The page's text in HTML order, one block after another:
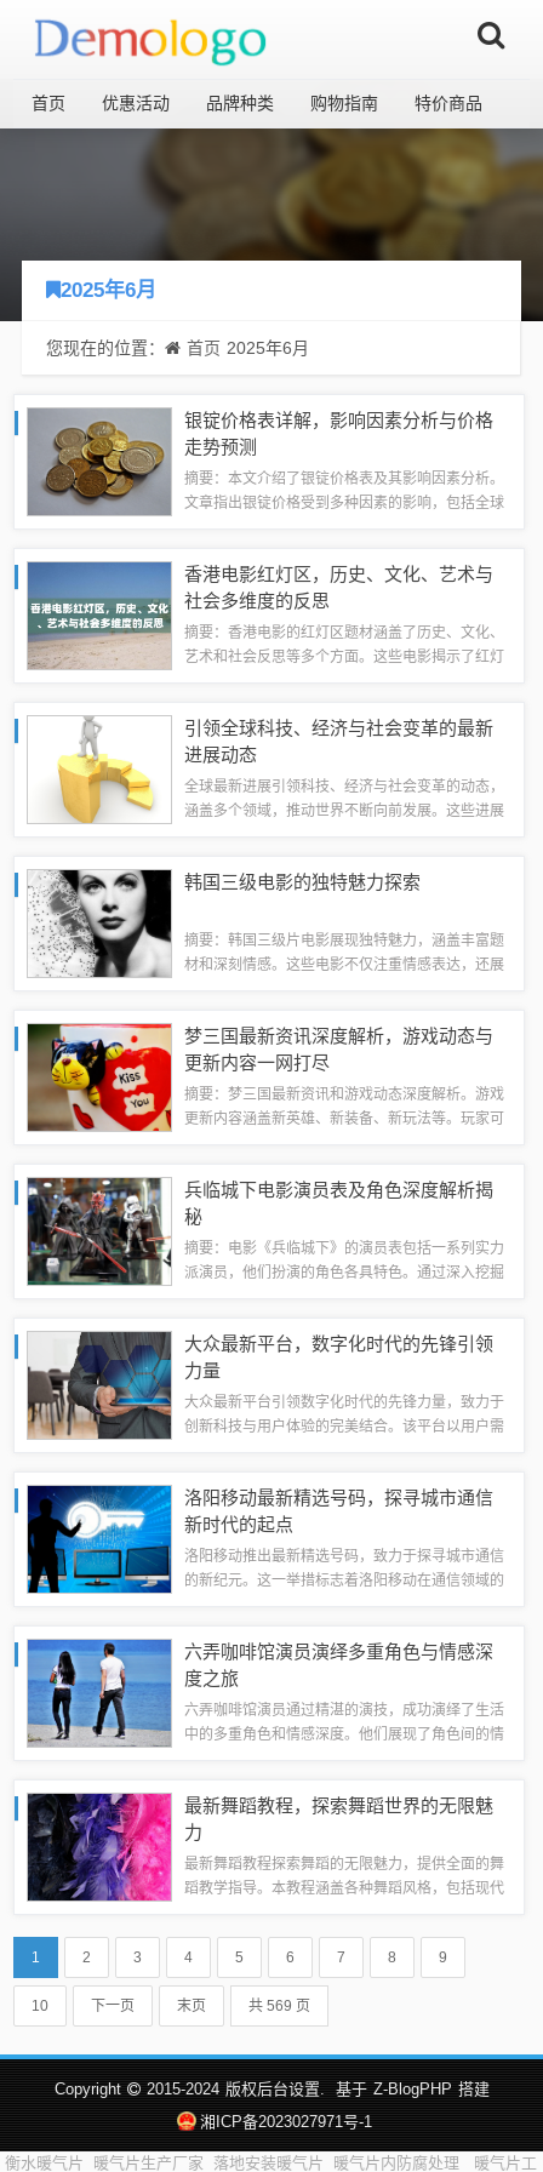
首页 优惠活动 品牌种类 购物指南 特价商品
2025年6月
您现在的位置： 首页 2025年6月
银锭价格表详解，影响因素分析与价格
走势预测
摘要：本文介绍了银锭价格表及其影响因素分析。
文章指出银锭价格受到多种因素的影响，包括全球
况。通过本文，读者可以更好地了解银锭价格...
香港电影红灯区，历史、文化、艺术与
社会多维度的反思
摘要：香港电影的红灯区题材涵盖了历史、文化、
艺术和社会反思等多个方面。这些电影揭示了红灯
会现象的关注和反思，同时也展现了香港独特...
引领全球科技、经济与社会变革的最新
进展动态
全球最新进展引领科技、经济与社会变革的动态，
涵盖多个领域，推动世界不断向前发展。这些进展
我们走向更加繁荣和先进的时代。1、增加具...
韩国三级电影的独特魅力探索
摘要：韩国三级片电影展现独特魅力，涵盖丰富题
材和深刻情感。这些电影不仅注重情感表达，还展
社会内涵。这些电影不仅受到韩国本土观众的...
梦三国最新资讯深度解析，游戏动态与
更新内容一网打尽
摘要：梦三国最新资讯和游戏动态深度解析。游戏
更新内容涵盖新英雄、新装备、新玩法等。玩家可
掌握游戏动态，尽享梦三国带来的无限乐趣。...
兵临城下电影演员表及角色深度解析揭
秘
摘要：电影《兵临城下》的演员表包括一系列实力
派演员，他们扮演的角色各具特色。通过深入挖掘
度解析展示了演员的精湛演技和角色塑造的深...
大众最新平台，数字化时代的先锋引领
力量
大众最新平台引领数字化时代的先锋力量，致力于
创新科技与用户体验的完美结合。该平台以用户需
务，打造高效、便捷、智能的在线体验，成为...
洛阳移动最新精选号码，探寻城市通信
新时代的起点
洛阳移动推出最新精选号码，致力于探寻城市通信
的新纪元。这一举措标志着洛阳移动在通信领域的
推动城市通信的发展，为用户提供更好的通信...
六弄咖啡馆演员演绎多重角色与情感深
度之旅
六弄咖啡馆演员通过精湛的演技，成功演绎了生活
中的多重角色和情感深度。他们展现了角色间的情
情感的丰富性，为观众带来了深刻的触动和共...
最新舞蹈教程，探索舞蹈世界的无限魅
力
最新舞蹈教程探索舞蹈的无限魅力，提供全面的舞
蹈教学指导。本教程涵盖各种舞蹈风格，包括现代
过本教程，您将学习舞蹈的基本技巧、动作组合和
表演技巧，帮助您快速掌握舞蹈的精髓。无论...
1 2 3 4 5 6 7 8 9
10 下一页 末页 共 569 页
Copyright 2015-2024 版权后台设置. 基于 Z-BlogPHP 搭建
湘ICP备2023027971号-1
衡水暖气片 暖气片生产厂家 落地安装暖气片 暖气片内防腐处理 暖气片工